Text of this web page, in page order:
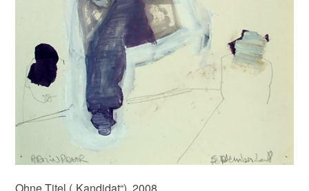
Ohne Titel („Kandidat“), 2008